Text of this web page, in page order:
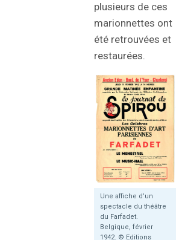
plusieurs de ces
marionnettes ont
été retrouvées et
restaurées.
Une affiche d’un
spectacle du théâtre
du Farfadet.
Belgique, février
1942. © Editions